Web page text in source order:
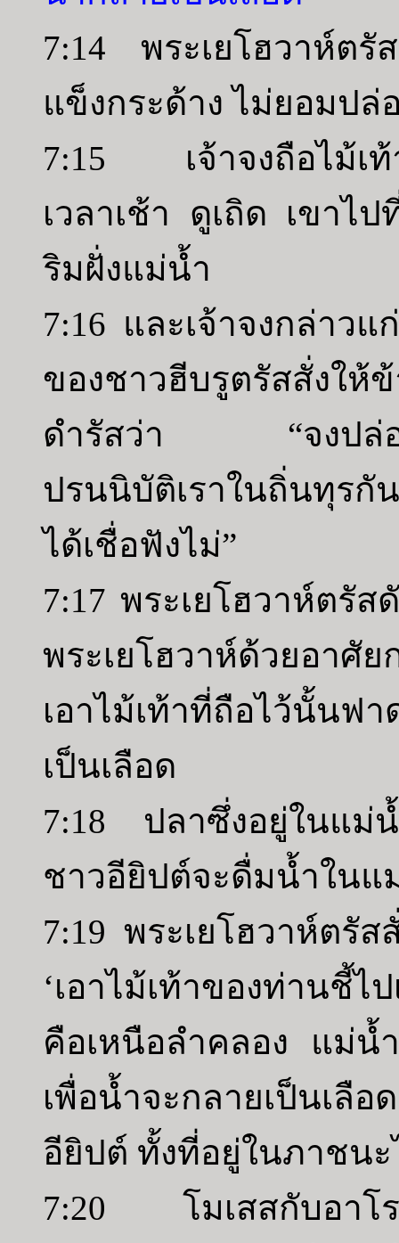
7:14 พระเยโฮวาห์ตรั
แข็งกระด้าง ไม่ยอมปล่
7:15 เจ้าจงถือไม้เท้
เวลาเช้า ดูเถิด เขาไ
ริมฝั่งแม่น้ำ
7:16 และเจ้าจงกล่าวแ
ของชาวฮีบรูตรัสสั่งให้
ดำรัสว่า “จงปล่อยพ
ปรนนิบัติเราในถิ่นทุรกั
ได้เชื่อฟังไม่”
7:17 พระเยโฮวาห์ตรัส
พระเยโฮวาห์ด้วยอาศั
เอาไม้เท้าที่ถือไว้นั้น
เป็นเลือด
7:18 ปลาซึ่งอยู่ในแม่
ชาวอียิปต์จะดื่มน้ำในแ
7:19 พระเยโฮวาห์ตรัส
‘เอาไม้เท้าของท่านชี้
คือเหนือลำคลอง แม่น้
เพื่อน้ำจะกลายเป็นเลื
อียิปต์ ทั้งที่อยู่ในภาชน
7:20 โมเสสกับอาโร